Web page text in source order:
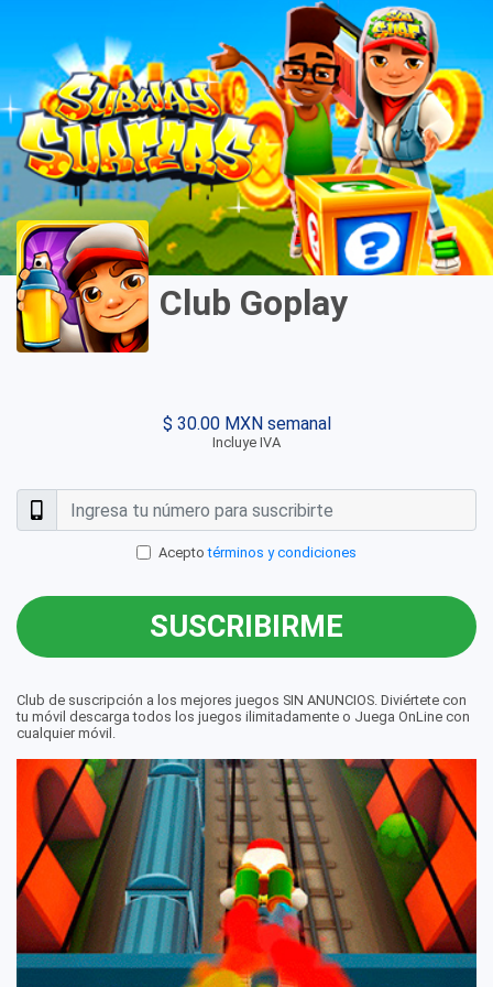
Club Goplay
$ 30.00 MXN semanal
Incluye IVA
Aceptotérminos y condiciones
SUSCRIBIRME
Club de suscripción a los mejores juegos SIN ANUNCIOS. Diviértete con
tu móvil descarga todos los juegos ilimitadamente o Juega OnLine con
cualquier móvil.